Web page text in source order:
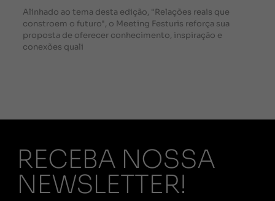
Alinhado ao tema desta edição, "Relações reais que
constroem o futuro", o Meeting Festuris reforça sua
proposta de oferecer conhecimento, inspiração e
conexões quali
RECEBA NOSSA
NEWSLETTER!